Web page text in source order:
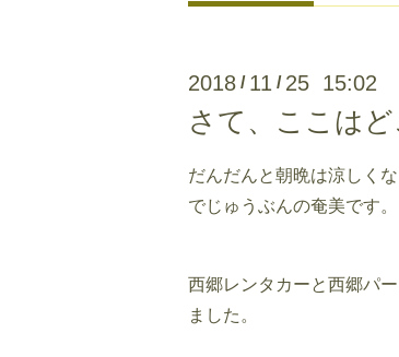
2018 / 11 / 25 15:02
さて、ここは
だんだんと朝晩は涼しく
でじゅうぶんの奄美です。
西郷レンタカーと西郷パ
ました。